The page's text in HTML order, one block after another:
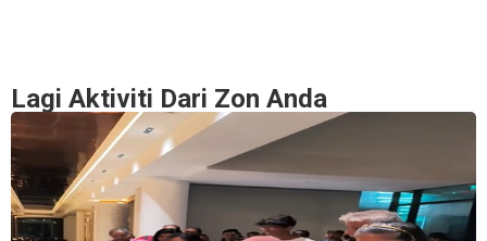
Lagi Aktiviti Dari Zon Anda